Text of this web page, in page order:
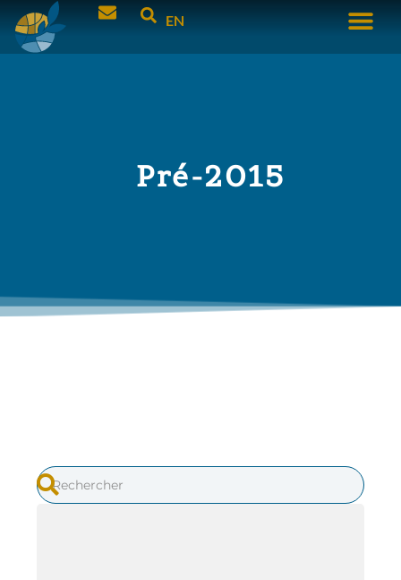
EN
Pré-2015